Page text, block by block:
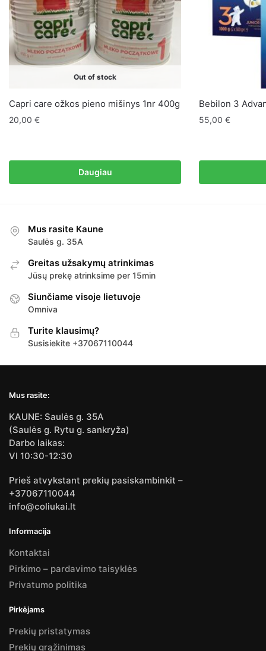
Out of stock
Capri care ožkos pieno mišinys 1nr 400g
20,00 €
Daugiau
Bebilon 3
55,00 €
Mus rasite Kaune
Saulės g. 35A
Greitas užsakymų atrinkimas
Jūsų prekę atrinksime per 15min
Siunčiame visoje lietuvoje
Omniva
Turite klausimų?
Susisiekite +37067110044
Mus rasite:
KAUNE: Saulės g. 35A
(Saulės g. Rytu g. sankryža)
Darbo laikas:
VI 10:30-12:30
Prieš atvykstant prekių pasiskambinkit –
+37067110044
info@coliukai.lt
Informacija
Kontaktai
Pirkimo – pardavimo taisyklės
Privatumo politika
Pirkėjams
Prekių pristatymas
Prekių grąžinimas